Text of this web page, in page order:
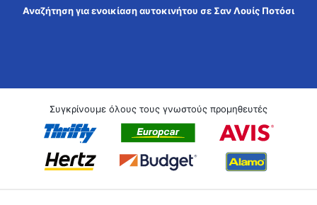
Αναζήτηση για ενοικίαση αυτοκινήτου σε Σαν Λουίς Ποτόσι
Συγκρίνουμε όλους τους γνωστούς προμηθευτές